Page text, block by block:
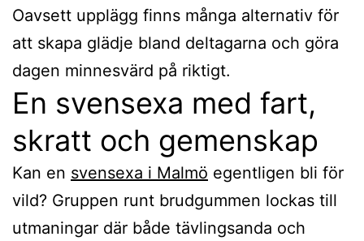
Oavsett upplägg finns många alternativ för
att skapa glädje bland deltagarna och göra
dagen minnesvärd på riktigt.
En svensexa med fart,
skratt och gemenskap
Kan en svensexa i Malmö egentligen bli för
vild? Gruppen runt brudgummen lockas till
utmaningar där både tävlingsanda och